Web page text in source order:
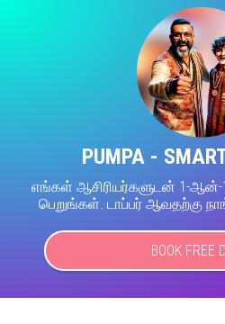
PUMPA -
எங்கள் ஆசிரியர்களுடன் 1-
பெறுங்கள். டாப்பர் ஆவதற்கு
BOOK FREE